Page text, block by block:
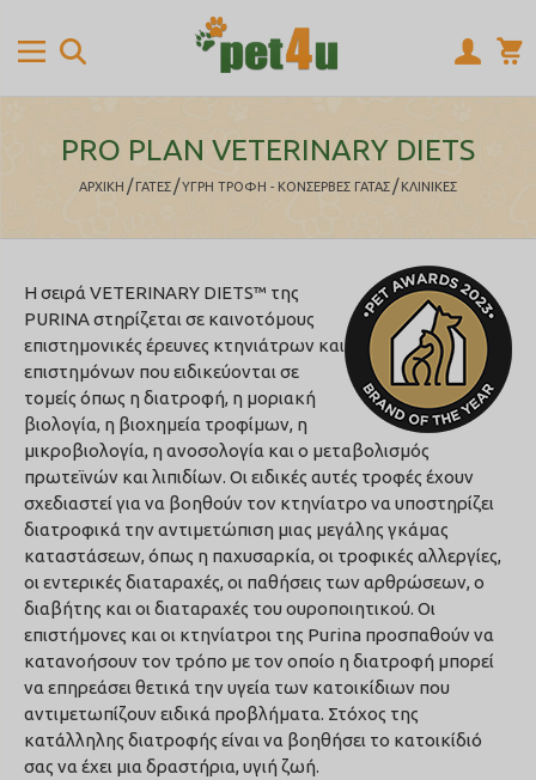
PRO PLAN VETERINARY DIETS
ΑΡΧΙΚΉ / ΓΑΤΕΣ /ΥΓΡΗ ΤΡΟΦΗ - ΚΟΝΣΕΡΒΕΣ ΓΑΤΑΣ / ΚΛΙΝΙΚΕΣ
Η σειρά VETERINARY DIETS™ της
PURINA στηρίζεται σε καινοτόμους
επιστημονικές έρευνες κτηνιάτρων και
επιστημόνων που ειδικεύονται σε
τομείς όπως η διατροφή, η μοριακή
βιολογία, η βιοχημεία τροφίμων, η
μικροβιολογία, η ανοσολογία και ο μεταβολισμός
πρωτεϊνών και λιπιδίων. Οι ειδικές αυτές τροφές έχουν
σχεδιαστεί για να βοηθούν τον κτηνίατρο να υποστηρίζει
διατροφικά την αντιμετώπιση μιας μεγάλης γκάμας
καταστάσεων, όπως η παχυσαρκία, οι τροφικές αλλεργίες,
οι εντερικές διαταραχές, οι παθήσεις των αρθρώσεων, ο
διαβήτης και οι διαταραχές του ουροποιητικού. Οι
επιστήμονες και οι κτηνίατροι της Purina προσπαθούν να
κατανοήσουν τον τρόπο με τον οποίο η διατροφή μπορεί
να επηρεάσει θετικά την υγεία των κατοικίδιων που
αντιμετωπίζουν ειδικά προβλήματα. Στόχος της
κατάλληλης διατροφής είναι να βοηθήσει το κατοικίδιό
σας να έχει μια δραστήρια, υγιή ζωή.